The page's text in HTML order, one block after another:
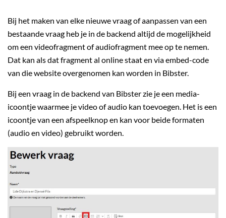
Bij het maken van elke nieuwe vraag of aanpassen van een
bestaande vraag heb je in de backend altijd de mogelijkheid
om een videofragment of audiofragment mee op te nemen.
Dat kan als dat fragment al online staat en via embed-code
van die website overgenomen kan worden in Bibster.
Bij een vraag in de backend van Bibster zie je een media-
icoontje waarmee je video of audio kan toevoegen. Het is een
icoontje van een afspeelknop en kan voor beide formaten
(audio en video) gebruikt worden.